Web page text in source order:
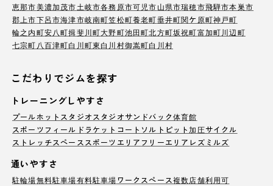
恵那市美濃加茂市土岐市各務原市可児市山県市瑞穂市飛騨市本巣市
郡上市下呂市海津市岐南町笠松町養老町垂井町関ケ原町神戸町
輪之内町安八町揖斐川町大野町池田町北方町坂祝町富加町川辺町
七宗町 八百津町白川町東白川村御嵩町白川村
こだわりでジムを探す
トレーニングしやすさ
プールホットスタジオ スタジオサンドバック体育館
スポーツフィールド ラケットコート ソルトピット加圧サイクル
ストレッチスペース スポーツエリア フリーエリア レズミルズ
通いやすさ
駐輪場無料駐車場有料駐車場ワークスペース複数店舗利用可